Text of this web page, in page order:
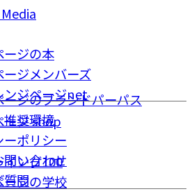
ージの本
ジメンバーズ
ンジページnet
ージ shop
イング100
ージの学校
ジのブランドパーパス
推奨環境
ーポリシー
問い合わせ
質問